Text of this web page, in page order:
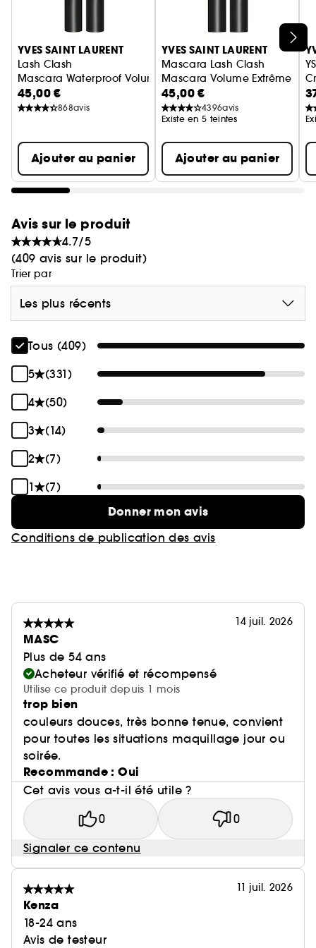
Ignorer le carrousel produits
YVES SAINT LAURENT
Lash Clash
Mascara Waterproof Volume Extrême
45,00 €
868avis
Ajouter au panier
YVES SAINT LAURENT
Mascara Lash Clash
Mascara Volume Extrême
45,00 €
4396avis
Existe en 5 teintes
Ajouter au panier
Avis sur le produit
4.7/5
(409 avis sur le produit)
Trier par
Les plus récents
Tous (409)
5
(331)
4
(50)
3
(14)
2
(7)
1
(7)
Donner mon avis
Conditions de publication des avis
14 juil. 2026
MASC
Plus de 54 ans
Acheteur vérifié et récompensé
Utilise ce produit depuis 1 mois
trop bien
couleurs douces, très bonne tenue, convient
pour toutes les situations maquillage jour ou
soirée.
Recommande : Oui
Cet avis vous a-t-il été utile ?
0 0
Signaler ce contenu
11 juil. 2026
Kenza
18-24 ans
Avis de testeur